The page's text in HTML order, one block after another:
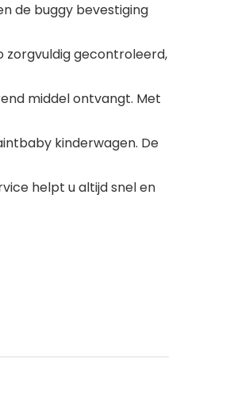
de buggy bevestiging
zorgvuldig gecontroleerd,
middel ontvangt. Met
kinderwagen. De
helpt u altijd snel en